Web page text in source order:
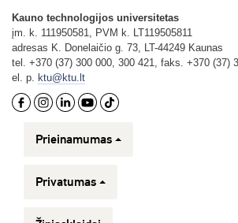
Kauno technologijos universitetas
įm. k. 111950581, PVM k. LT119505811
adresas K. Donelaičio g. 73, LT-44249 Kaunas
tel. +370 (37) 300 000, 300 421, faks. +370 (37)
el. p.
ktu@ktu.lt
Prieinamumas
Privatumas